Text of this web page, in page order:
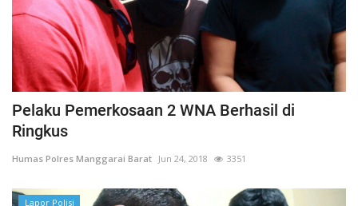
Pelaku Pemerkosaan 2 WNA Berhasil di
Ringkus
Humas Polres Manggarai Barat Jun 24, 2018 3351
Lapor Polisi